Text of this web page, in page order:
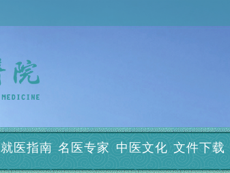
就医指南 名医专家 中医文化 文件下载